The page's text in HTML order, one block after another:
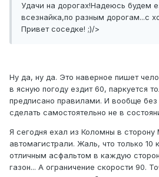
Удачи на дорогах!Надеюсь будем
всезнайка,по разным дорогам...с
Привет соседке! ;)/>
Ну да, ну да. Это наверное пишет
в ясную погоду ездит 60, паркуется
предписано правилами. И вообще
сделать самостоятельно не в
Я сегодня ехал из Коломны в
автомагистрали. Жаль, что только
отличным асфальтом в каждую
газон... А ограничение скорости 90.